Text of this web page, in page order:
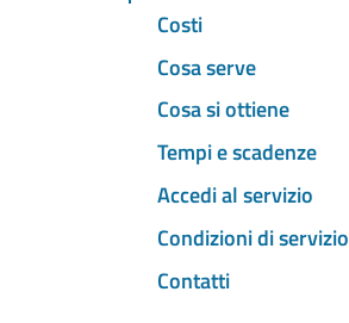
Costi
Cosa serve
Cosa si ottiene
Tempi e scadenze
Accedi al servizio
Condizioni di servizio
Contatti